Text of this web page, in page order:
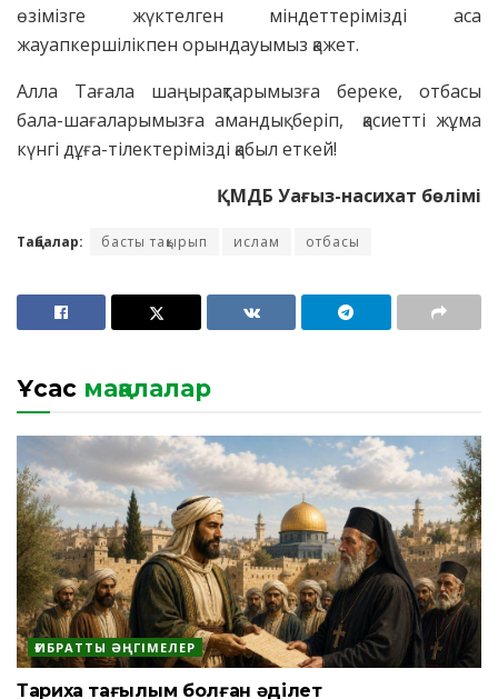
өзімізге жүктелген міндеттерімізді аса
жауапкершілікпен орындауымыз қажет.
Алла Тағала шаңырақтарымызға береке, отбасы
бала-шағаларымызға амандық беріп, қасиетті жұма
күнгі дұға-тілектерімізді қабыл еткей!
ҚМДБ Уағыз-насихат бөлімі
Таңбалар: басты тақырып ислам отбасы
Ұқсас мақалалар
ҒИБРАТТЫ ӘҢГІМЕЛЕР
Тарихқа тағылым болған әділет